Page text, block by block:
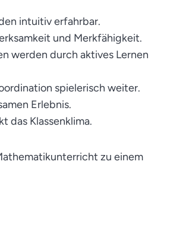
intuitiv erfahrbar.
und Merkfähigkeit.
werden durch aktives Lernen
spielerisch weiter.
Erlebnis.
das Klassenklima.
zu einem